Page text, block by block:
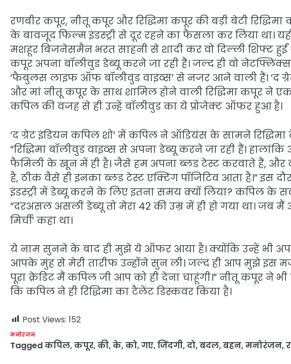
रणबीर कपूर, नीतू कपूर और रिद्धिमा कपूर की बड़ी बेटी
के बावजूद फिल्म इंडस्ट्री से दूर रहने का फैसला कर लिया था।
मशहूर बिजनेसमैन भरत साहनी से शादी कर वो दिल्ली शिफ्ट हुईं
कपूर अपना बॉलीवुड डेब्यू करने जा रही हैं। जल्द ही वो नेटफ्लिक्स
‘फैबुलस लाइफ ऑफ बॉलीवुड वाइव्स’ से नजर आने वाली हैं। ‘द
और मां नीतू कपूर के साथ शामिल होने वाली रिद्धिमा कपूर ने
कपिल की वजह से ही उन्हें बॉलीवुड का ये प्रोजेक्ट ऑफर हुआ है।
‘द ग्रेट इंडियन कपिल शो’ में कपिल ने ऑडियंस के सामने
“रिद्धिमा बॉलीवुड वाइव्स से अपना डेब्यू करने जा रही हैं।
फैमिली के खून में ही है। जैसे हम अपना ब्लड टेस्ट करवाते हैं, और वो
है, ठीक वैसे ही इनका ब्लड टेस्ट एक्टिंग पॉजिटिव आता है।” इस
इंडस्ट्री में डेब्यू करने के लिए इतना समय क्यों लिया? कपिल के
“दरअसल असली डेब्यू तो मेरा 42 की उम्र में ही हो गया था।
मिर्ची’ कहा था।
ये नाम सुनने के बाद ही मुझे ये ऑफर आया है। क्योंकि उन्हें भी
आपके मुंह से मेरी तारीफ उन्होंने सुन ली। जल्द ही आप मुझे इस
पूरा क्रेडिट मैं कपिल जी आप को ही देना चाहूंगी।” नीतू कपूर ने भी
कि कपिल ने ही रिद्धिमा का टैलेंट डिस्कवर किया है।
Post Views: 152
मनोरंजन
Taggedकपिल,कपूर,की,के,को,गए,जिंदगी,दो,बदल,बहन,मनोरंजन,